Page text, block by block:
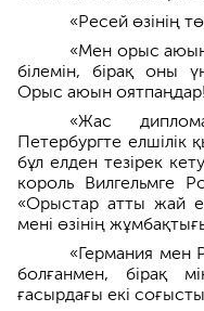
«Ресей өзінің
«Мен орыс аюын
білемін, бірақ оны
Орыс аюын
«Жас
Петербургте елшілік
бұл елден тезірек
король Вилгельмге
«Орыстар атты жай
мені өзінің
«Германия мен
болғанмен, бірақ
ғасырдағы екі